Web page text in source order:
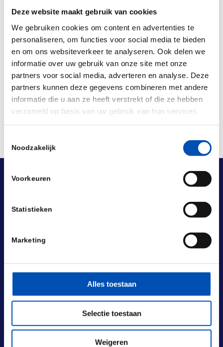
Deze website maakt gebruik van cookies
We gebruiken cookies om content en advertenties te
personaliseren, om functies voor social media te bieden
en om ons websiteverkeer te analyseren. Ook delen we
informatie over uw gebruik van onze site met onze
partners voor social media, adverteren en analyse. Deze
partners kunnen deze gegevens combineren met andere
informatie die u aan ze heeft verstrekt of die ze hebben
verzameld op basis van uw gebruik van hun services.
Noodzakelijk
Voorkeuren
Statistieken
Marketing
Alles toestaan
Selectie toestaan
Weigeren
lifeteczone-round-table-mkb-ervaringen-met-
subsidies/
Deel dit stuk